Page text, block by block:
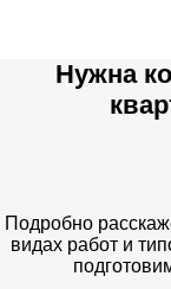
Нужна
Подробно
видах работ и